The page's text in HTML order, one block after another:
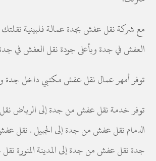
مع شركة نقل عفش بجدة عمالة فلبينية
العفش في جدة وبأعلى جودة نقل العفش في
توفر أمهر عمال نقل عفش مكتبي داخل جدة
توفر خدمة نقل عفش من جدة إلى الرياض
الدمام نقل عفش من جدة إلى الجبيل . نقل
جدة نقل عفش من جدة إلى المدينة المنورة